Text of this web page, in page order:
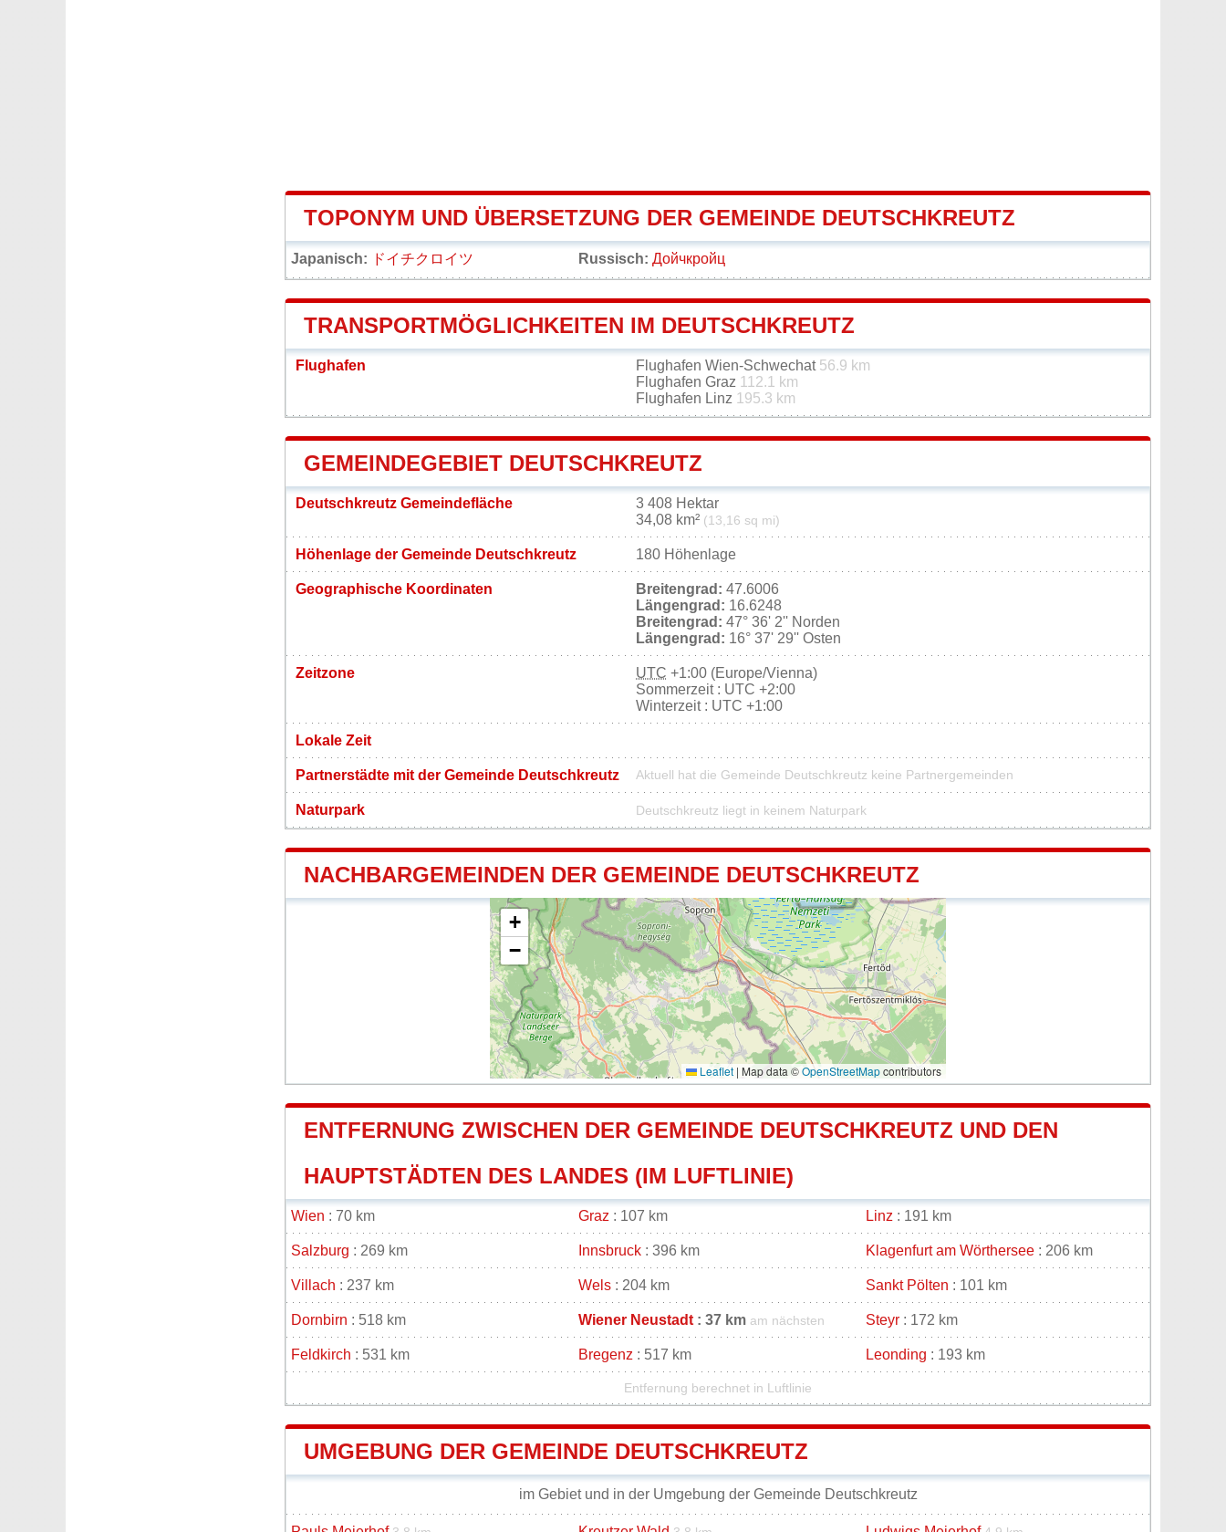
TOPONYM UND ÜBERSETZUNG DER GEMEINDE DEUTSCHKREUTZ
Japanisch: ドイチクロイツ Russisch: Дойчкройц
TRANSPORTMÖGLICHKEITEN IM DEUTSCHKREUTZ
Flughafen Flughafen Wien-Schwechat 56.9 km
Flughafen Graz 112.1 km
Flughafen Linz 195.3 km
GEMEINDEGEBIET DEUTSCHKREUTZ
Deutschkreutz Gemeindefläche
3 408 Hektar
34,08 km² (13,16 sq mi)
Höhenlage der Gemeinde Deutschkreutz 180 Höhenlage
Geographische Koordinaten Breitengrad: 47.6006
Längengrad: 16.6248
Breitengrad: 47° 36' 2'' Norden
Längengrad: 16° 37' 29'' Osten
Zeitzone UTC +1:00 (Europe/Vienna)
Sommerzeit : UTC +2:00
Winterzeit : UTC +1:00
Lokale Zeit
Partnerstädte mit der Gemeinde Deutschkreutz Aktuell hat die Gemeinde Deutschkreutz keine Partnergemeinden
Naturpark Deutschkreutz liegt in keinem Naturpark
NACHBARGEMEINDEN DER GEMEINDE DEUTSCHKREUTZ
+
−
Leaflet | Map data ©OpenStreetMapcontributors
ENTFERNUNG ZWISCHEN DER GEMEINDE DEUTSCHKREUTZ UND DEN
HAUPTSTÄDTEN DES LANDES (IM LUFTLINIE)
Wien : 70 km Graz : 107 km Linz : 191 km
Salzburg : 269 km Innsbruck : 396 km Klagenfurt am Wörthersee : 206 km
Villach : 237 km Wels : 204 km Sankt Pölten : 101 km
Dornbirn : 518 km Wiener Neustadt : 37 km am nächsten Steyr : 172 km
Feldkirch : 531 km Bregenz : 517 km Leonding : 193 km
Entfernung berechnet in Luftlinie
UMGEBUNG DER GEMEINDE DEUTSCHKREUTZ
im Gebiet und in der Umgebung der Gemeinde Deutschkreutz